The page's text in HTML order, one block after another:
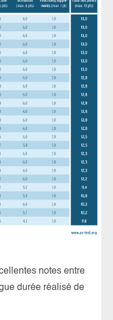
notes entre
durée réalisé de